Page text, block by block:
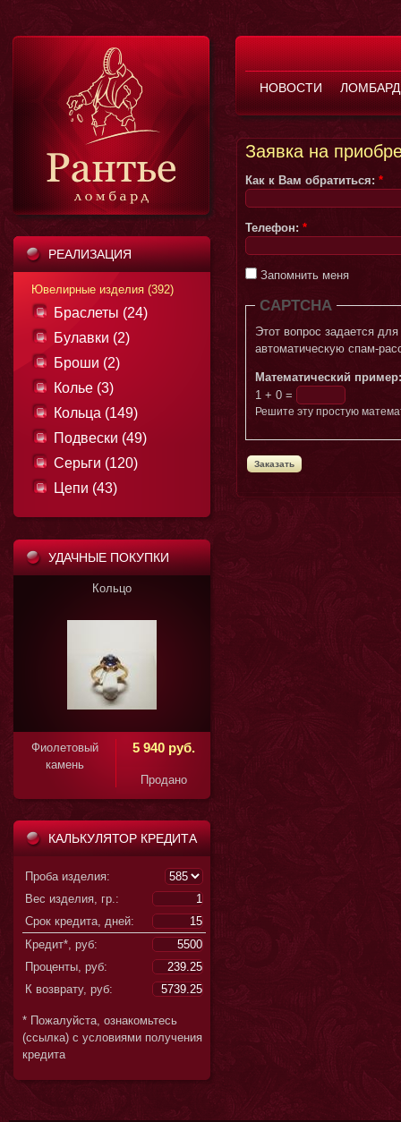
НОВОСТИ ЛОМБАРД
РЕАЛИЗАЦИЯ
Ювелирные изделия (392)
Браслеты (24)
Булавки (2)
Броши (2)
Колье (3)
Кольца (149)
Подвески (49)
Серьги (120)
Цепи (43)
УДАЧНЫЕ ПОКУПКИ
Фиолетовый
5 940 руб.
850 руб.
КАЛЬКУЛЯТОР КРЕДИТА
Проба изделия:
Вес изделия, гр.:
Срок кредита, дней:
Кредит*, руб:
Проценты, руб:
К возврату, руб:
* Пожалуйста, ознакомьтесь
(ссылка) с условиями получения
кредита
Заявка на
Как к Вам обратиться: *
Телефон: *
Запомнить меня
CAPTCHA
Этот вопрос задается для того, чтобы
автоматическую спам-
Математический
1 + 0 =
Решите эту простую